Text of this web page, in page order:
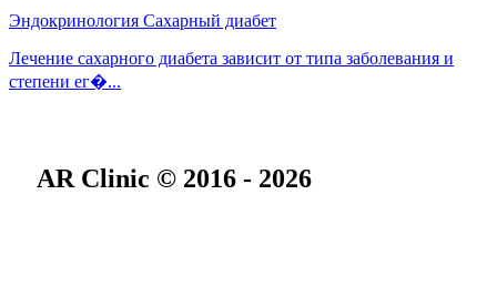
Эндокринология Сахарный диабет
Лечение сахарного диабета зависит от типа заболевания и
степени ег�...
AR Clinic © 2016 - 2026